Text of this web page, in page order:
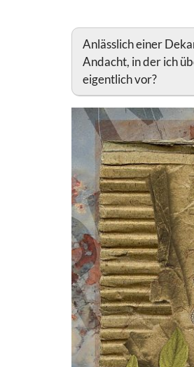
Anlässlich einer
Andacht, in der ich
eigentlich vor?